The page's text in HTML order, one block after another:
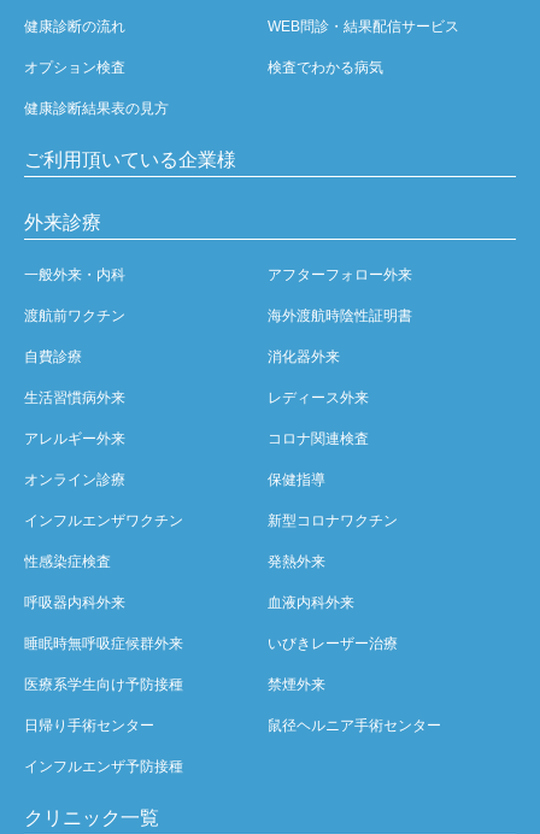
健康診断の流れ WEB問診・結果配信サービス
オプション検査 検査でわかる病気
健康診断結果表の見方
ご利用頂いている企業様
外来診療
一般外来・内科 アフターフォロー外来
渡航前ワクチン 海外渡航時陰性証明書
自費診療 消化器外来
生活習慣病外来 レディース外来
アレルギー外来 コロナ関連検査
オンライン診療 保健指導
インフルエンザワクチン 新型コロナワクチン
性感染症検査 発熱外来
呼吸器内科外来 血液内科外来
睡眠時無呼吸症候群外来 いびきレーザー治療
医療系学生向け予防接種 禁煙外来
日帰り手術センター 鼠径ヘルニア手術センター
インフルエンザ予防接種
クリニック一覧